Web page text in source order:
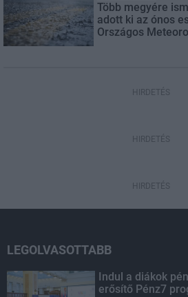
Több megyére
adott ki az ónos
Országos
HIRDETÉS
HIRDETÉS
HIRDETÉS
LEGOLVASOTTABB
Indul a diákok
erősítő Pénz7